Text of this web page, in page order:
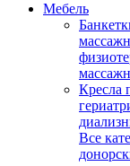
Мебель
Кресла
Все